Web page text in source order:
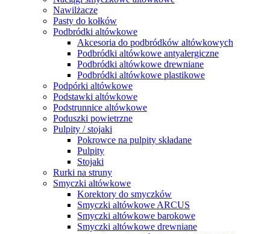
Nawilżacze
Pasty do kołków
Podbródki altówkowe
Akcesoria do podbródków altówkowych
Podbródki altówkowe antyalergiczne
Podbródki altówkowe drewniane
Podbródki altówkowe plastikowe
Podpórki altówkowe
Podstawki altówkowe
Podstrunnice altówkowe
Poduszki powietrzne
Pulpity / stojaki
Pokrowce na pulpity składane
Pulpity
Stojaki
Rurki na struny
Smyczki altówkowe
Korektory do smyczków
Smyczki altówkowe ARCUS
Smyczki altówkowe barokowe
Smyczki altówkowe drewniane